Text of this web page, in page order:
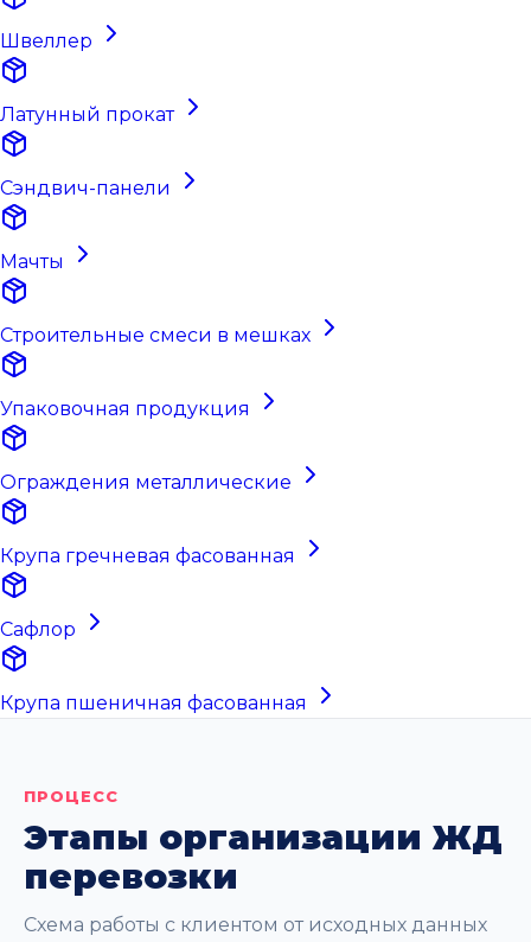
Швеллер
Латунный прокат
Сэндвич-панели
Мачты
Строительные смеси в мешках
Упаковочная продукция
Ограждения металлические
Крупа гречневая фасованная
Сафлор
Крупа пшеничная фасованная
ПРОЦЕСС
Этапы организации ЖД
перевозки
Схема работы с клиентом от исходных данных